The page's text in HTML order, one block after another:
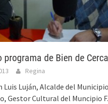
programa de Bien de Cerca
Regina
Luján, Alcalde del
Gestor Cultural del Muncipio F.